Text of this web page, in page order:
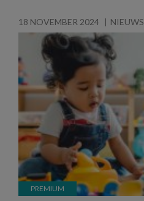
18 NOVEMBER 2024 NIEUWS